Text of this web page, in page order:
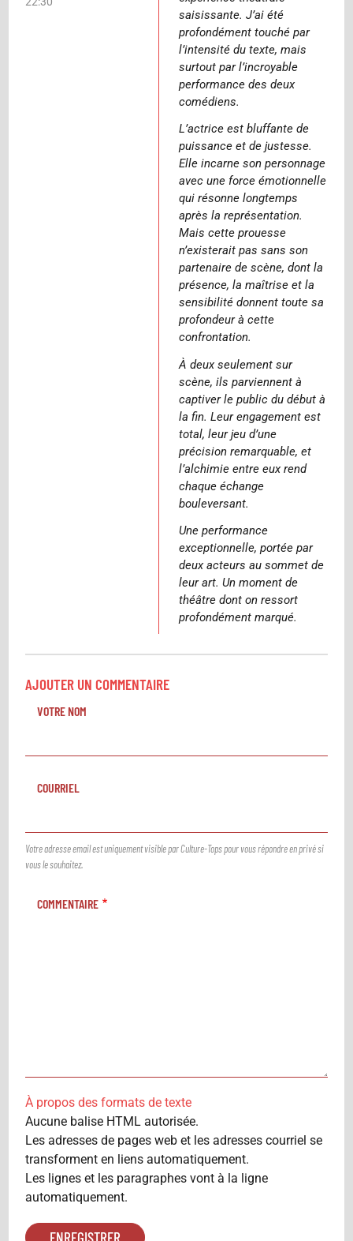
saisissante. J’ai été
profondément touché par
l’intensité du texte, mais
surtout par l’incroyable
performance des deux
comédiens.
L’actrice est bluffante de
puissance et de justesse.
Elle incarne son personnage
avec une force émotionnelle
qui résonne longtemps
après la représentation.
Mais cette prouesse
n’existerait pas sans son
partenaire de scène, dont la
présence, la maîtrise et la
sensibilité donnent toute sa
profondeur à cette
confrontation.
À deux seulement sur
scène, ils parviennent à
captiver le public du début à
la fin. Leur engagement est
total, leur jeu d’une
précision remarquable, et
l’alchimie entre eux rend
chaque échange
bouleversant.
Une performance
exceptionnelle, portée par
deux acteurs au sommet de
leur art. Un moment de
théâtre dont on ressort
profondément marqué.
AJOUTER UN COMMENTAIRE
VOTRE NOM
COURRIEL
Votre adresse email est uniquement visible par Culture-Tops pour vous répondre en privé si
vous le souhaitez.
COMMENTAIRE
À propos des formats de texte
Aucune balise HTML autorisée.
Les adresses de pages web et les adresses courriel se
transforment en liens automatiquement.
Les lignes et les paragraphes vont à la ligne
automatiquement.